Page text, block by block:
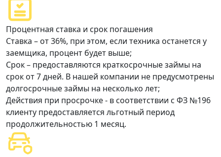
Процентная ставка и срок погашения
Ставка – от 36%, при этом, если техника останется у
заемщика, процент будет выше;
Срок – предоставляются краткосрочные займы на
срок от 7 дней. В нашей компании не предусмотрены
долгосрочные займы на несколько лет;
Действия при просрочке - в соответствии с ФЗ №196
клиенту предоставляется льготный период
продолжительностью 1 месяц.